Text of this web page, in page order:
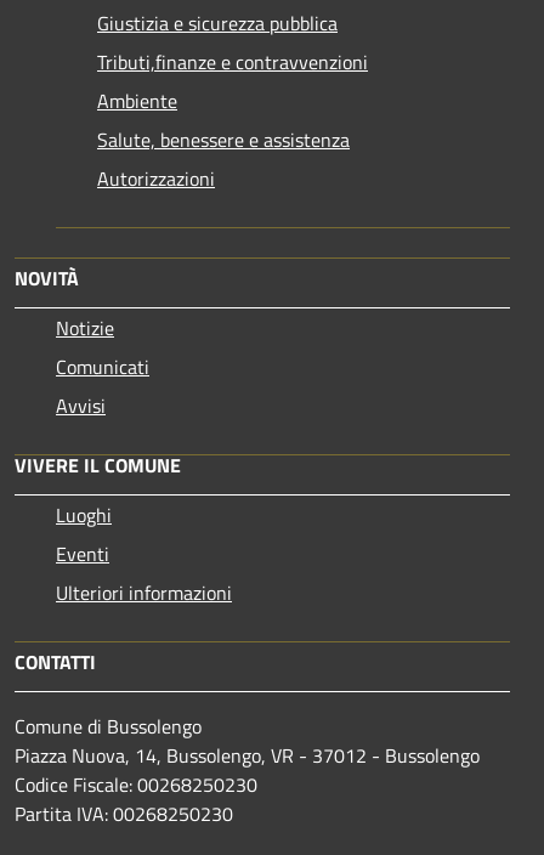
Giustizia e sicurezza pubblica
Tributi,finanze e contravvenzioni
Ambiente
Salute, benessere e assistenza
Autorizzazioni
NOVITÀ
Notizie
Comunicati
Avvisi
VIVERE IL COMUNE
Luoghi
Eventi
Ulteriori informazioni
CONTATTI
Comune di Bussolengo
Piazza Nuova, 14, Bussolengo, VR - 37012 - Bussolengo
Codice Fiscale: 00268250230
Partita IVA: 00268250230